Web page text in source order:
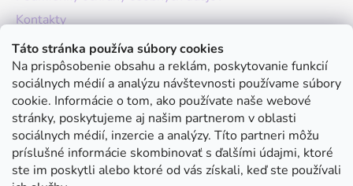
Táto stránka používa súbory cookies
Na prispôsobenie obsahu a reklám, poskytovanie funkcií
sociálnych médií a analýzu návštevnosti používame súbory
cookie. Informácie o tom, ako používate naše webové
stránky, poskytujeme aj našim partnerom v oblasti
sociálnych médií, inzercie a analýzy. Títo partneri môžu
príslušné informácie skombinovať s ďalšími údajmi, ktoré
ste im poskytli alebo ktoré od vás získali, keď ste používali
Kontakty
O nás
Hodnotenie obchodu
Moja objednávka
Instagram